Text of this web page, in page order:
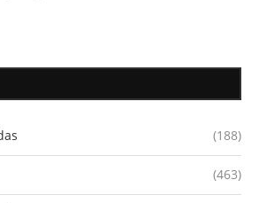
(188)
(463)